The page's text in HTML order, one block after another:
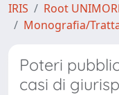
IRIS Root
Monografia/
Poteri
casi di